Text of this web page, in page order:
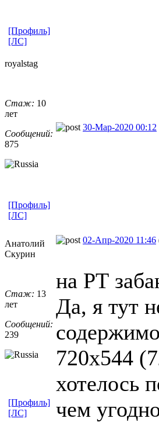
[Профиль]
[ЛС]
royalstag
Стаж: 10
лет
Сообщений:
875
30-Мар-2020 00:12
[Профиль]
[ЛС]
Анатолий
Скурин
Стаж: 13
лет
Сообщений:
239
02-Апр-2020 11:46
на РТ
Да, я тут
720x544
хотелось
чем
[Профиль]
[ЛС]